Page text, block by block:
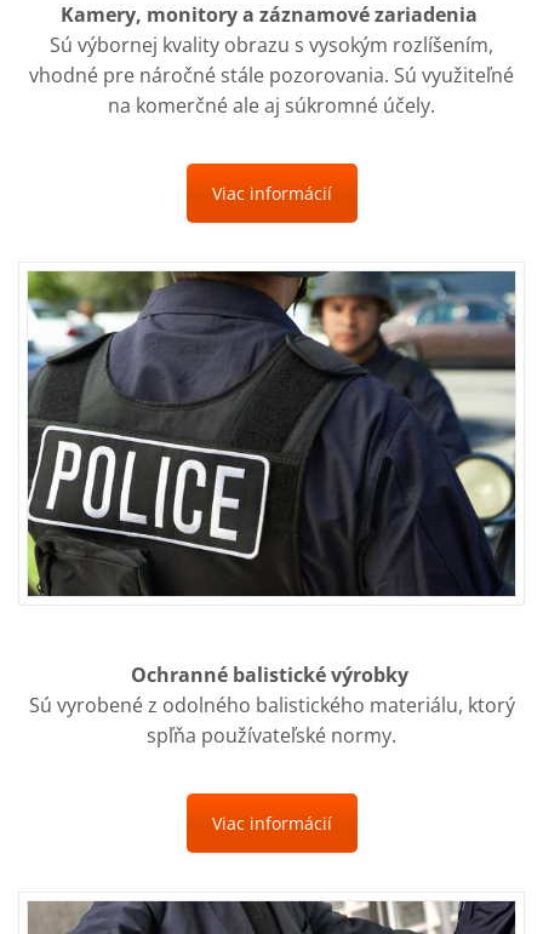
Kamery, monitory a záznamové zariadenia
Sú výbornej kvality obrazu s vysokým rozlíšením,
vhodné pre náročné stále pozorovania. Sú využiteľné
na komerčné ale aj súkromné účely.
Viac informácií
Ochranné balistické výrobky
Sú vyrobené z odolného balistického materiálu, ktorý
spľňa používateľské normy.
Viac informácií